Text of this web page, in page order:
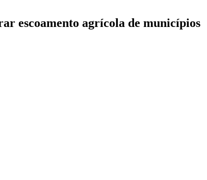
escoamento agrícola de municípios